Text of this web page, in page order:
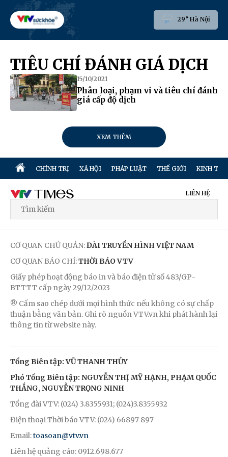
29° Hà Nội
TIÊU CHÍ ĐÁNH GIÁ DỊCH
15/10/2021
Phân loại, phạm vi và tiêu chí đánh
giá cấp độ dịch
XEM THÊM
CHÍNH TRỊ XÃ HỘI PHÁP LUẬT THẾ GIỚI KINH TẾ
LIÊN HỆ
CƠ QUAN CHỦ QUẢN:ĐÀI TRUYỀN HÌNH VIỆT NAM
CƠ QUAN BÁO CHÍ:THỜI BÁO VTV
Giấy phép hoạt động báo in và báo điện tử số 483/GP-
BTTTT cấp ngày 29/12/2023
® Cấm sao chép dưới mọi hình thức nếu không có sự chấp
thuận bằng văn bản. Ghi rõ nguồn VTV.vn khi phát hành lại
thông tin từ website này.
Tổng Biên tập: VŨ THANH THỦY
Phó Tổng Biên tập: NGUYỄN THỊ MỸ HẠNH, PHẠM QUỐC
THẮNG, NGUYỄN TRỌNG NINH
Tổng đài VTV: (024) 3.8355931; (024)3.8355932
Điện thoại Thời báo VTV: (024) 66897 897
Email:toasoan@vtv.vn
Liên hệ quảng cáo: 0912.698.677